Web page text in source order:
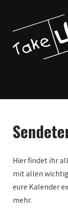
Hier findet ihr
mit allen
eure Kalender
mehr.